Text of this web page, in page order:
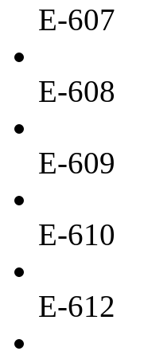
E-607
E-608
E-609
E-610
E-612